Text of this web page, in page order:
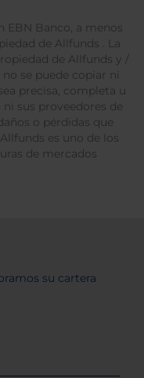
EBN Banco, a menos
de Allfunds . La
de Allfunds y /
se puede copiar ni
precisa, completa u
sus proveedores de
o pérdidas que
es uno de los
de mercados
su cartera